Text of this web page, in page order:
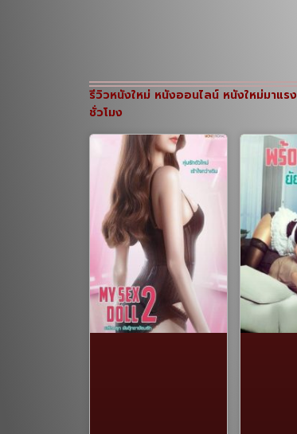
รีวิวหนังใหม่ หนังออนไลน์ หนังใหม่มาแ
ชั่วโมง